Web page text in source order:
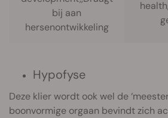
bij aan
hersenontwikkeling
Hypofyse
Deze klier wordt ook wel de
boonvormige orgaan bevindt zich